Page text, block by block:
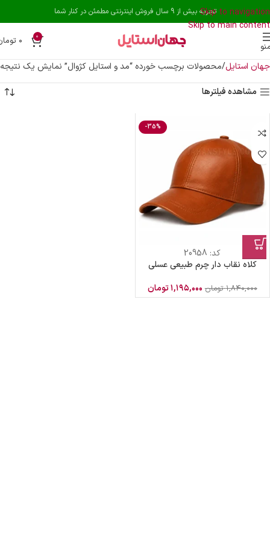
Skip to navigation
Skip to main content
تجربه بیش از 9 سال فروش اینترنتی مطمئن در کنار شما
0 ۰
جهان استایل محصولات برچسب خورده “مد و استایل کژوال” نمایش یک نتیجه
مشاهده فیلترها
-35%
کد: 20958
کلاه نقاب دار چرم طبیعی عسلی
۱,۸۴۰,۰۰۰ تومان ۱,۱۹۵,۰۰۰تومان